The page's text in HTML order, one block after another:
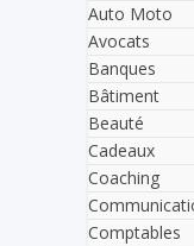
Auto Moto
Avocats
Banques
Bâtiment
Beauté
Cadeaux
Coaching
Comptables